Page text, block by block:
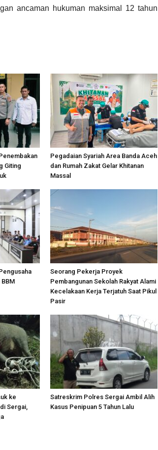
ancaman hukuman maksimal 12 tahun
Giting
Pegadaian Syariah Area Banda Aceh
dan Rumah Zakat Gelar Khitanan
Massal
Seorang Pekerja Proyek
Pembangunan Sekolah Rakyat Alami
Kecelakaan Kerja Terjatuh Saat Pikul
Pasir
ke
Sergai,
Satreskrim Polres Sergai Ambil Alih
Kasus Penipuan 5 Tahun Lalu